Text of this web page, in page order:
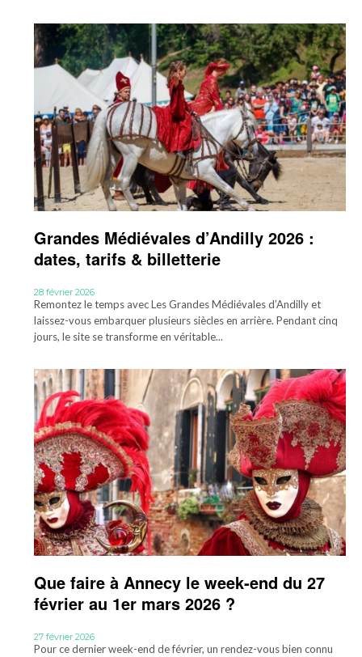
Grandes Médiévales d’Andilly 2026 :
dates, tarifs & billetterie
28 février 2026
Remontez le temps avec Les Grandes Médiévales d’Andilly et
laissez-vous embarquer plusieurs siècles en arrière. Pendant cinq
jours, le site se transforme en véritable...
Que faire à Annecy le week-end du 27
février au 1er mars 2026 ?
27 février 2026
Pour ce dernier week-end de février, un rendez-vous bien connu